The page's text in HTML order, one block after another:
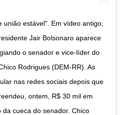
união estável". Em vídeo antigo,
Jair Bolsonaro aparece
o senador e vice-líder do
Rodrigues (DEM-RR). As
nas redes sociais depois que
ontem, R$ 30 mil em
da cueca do senador. Chico